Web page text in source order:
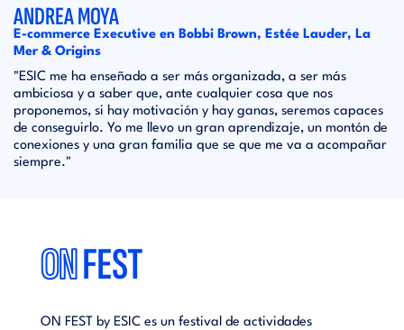
ANDREA MOYA
E-commerce Executive en Bobbi Brown, Estée Lauder, La
Mer & Origins
"ESIC me ha enseñado a ser más organizada, a ser más
ambiciosa y a saber que, ante cualquier cosa que nos
proponemos, si hay motivación y hay ganas, seremos capaces
de conseguirlo. Yo me llevo un gran aprendizaje, un montón de
conexiones y una gran familia que se que me va a acompañar
siempre."
ONFEST
ON FEST by ESIC es un festival de actividades